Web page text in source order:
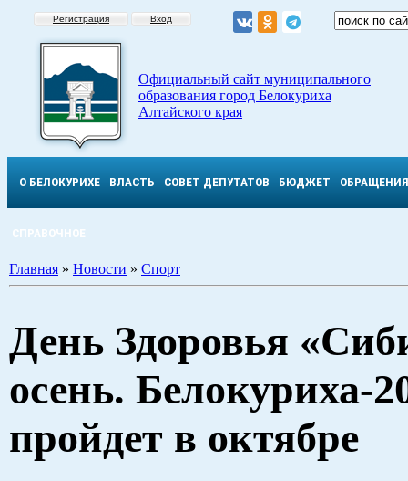
Регистрация Вход
Официальный сайт муниципального
образования город Белокуриха
Алтайского края
О БЕЛОКУРИХЕ ВЛАСТЬ СОВЕТ ДЕПУТАТОВ БЮДЖЕТ ОБРАЩЕНИЯ
СПРАВОЧНОЕ
Главная » Новости » Спорт
День Здоровья
осень. Белокуриха-
пройдет в октябре